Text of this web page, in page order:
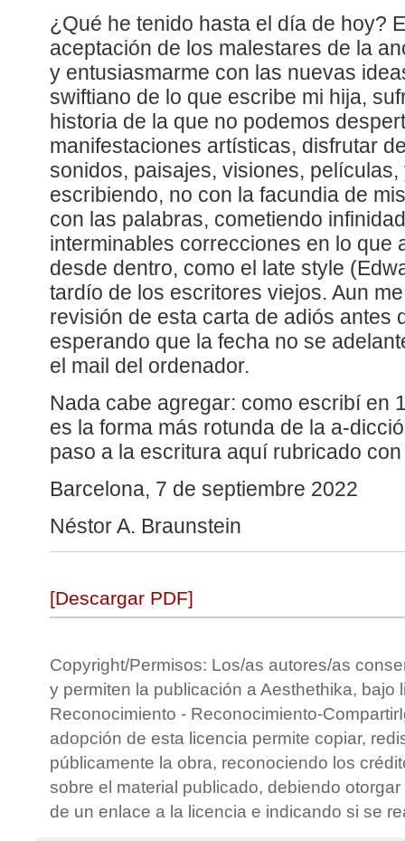
¿Qué he tenido hasta el día de hoy?
aceptación de los malestares de la
y entusiasmarme con las nuevas
swiftiano de lo que escribe mi hija,
historia de la que no podemos
manifestaciones artísticas, disfrutar
sonidos, paisajes, visiones, películas,
escribiendo, no con la facundia de
con las palabras, cometiendo
interminables correcciones en lo que
desde dentro, como el late style
tardío de los escritores viejos. Aun
revisión de esta carta de adiós antes
esperando que la fecha no se
el mail del ordenador.
Nada cabe agregar: como escribí en
es la forma más rotunda de la a-
paso a la escritura aquí rubricado
Barcelona, 7 de septiembre 2022
Néstor A. Braunstein
[Descargar PDF]
Copyright/Permisos: Los/as autores/as
y permiten la publicación a Aesthethika, bajo
Reconocimiento - Reconocimiento-
adopción de esta licencia permite copiar,
públicamente la obra, reconociendo los
sobre el material publicado, debiendo
de un enlace a la licencia e indicando si se